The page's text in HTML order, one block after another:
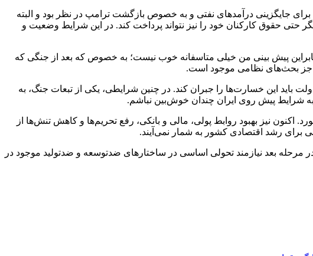
دولت برای جایگزینی درآمد‌های نفتی و به خصوص بازگشت ترامپ در نظر بود و البته
دور زدن تحریم‌ها را نیز می‌تواند قطع کند؛ پیش بینی کرده بودم که از نیمه دوم سال ۱۴۰۴، دولت دیگر حتی حقوق کارکنان خود را نیز نتواند پرداخت کند. در این شرایط وضعیت و
پیش بینی من خیلی متاسفانه خوب نیست؛ به خصوص که بعد از جنگی که
جز بحث‌های نظامی موجود است.
و دولت باید این خسارت‌ها را جبران کند. در چنین شرایطی، یکی از تبعات جنگ، به
پیش روی ایران چندان خوش‌بین نباشم.
نیز بهبود روابط پولی، مالی و بانکی، رفع تحریم‌ها و کاهش تنش‌ها از
برای رشد اقتصادی کشور به شمار نمی‌آیند.
بعد نیازمند تحولی اساسی در ساختار‌های ضدتوسعه و ضدتولید موجود در